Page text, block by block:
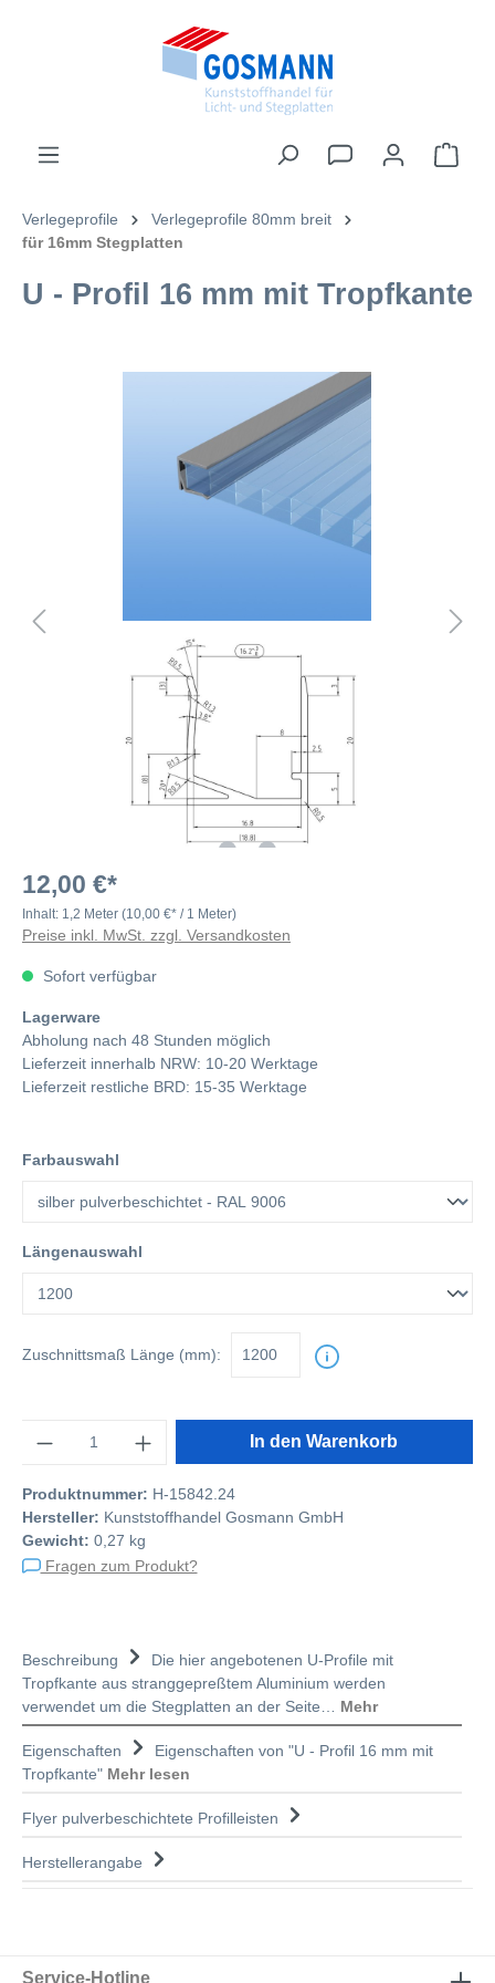
Verlegeprofile
Verlegeprofile 80mm breit
für 16mm Stegplatten
U - Profil 16 mm mit Tropfkante
12,00 €*
Inhalt: 1,2 Meter (10,00 €* / 1 Meter)
Preise inkl. MwSt. zzgl. Versandkosten
Sofort verfügbar
Lagerware
Abholung nach 48 Stunden möglich
Lieferzeit innerhalb NRW: 10-20 Werktage
Lieferzeit restliche BRD: 15-35 Werktage
Farbauswahl
Längenauswahl
Zuschnittsmaß Länge (mm):
In den Warenkorb
Produktnummer: H-15842.24
Hersteller: Kunststoffhandel Gosmann GmbH
Gewicht: 0,27 kg
Fragen zum Produkt?
Beschreibung
Die hier angebotenen U-Profile mit
Tropfkante aus stranggepreßtem Aluminium werden
verwendet um die Stegplatten an der Seite… Mehr
Eigenschaften
Eigenschaften von "U - Profil 16 mm mit
Tropfkante" Mehr lesen
Flyer pulverbeschichtete Profilleisten
Herstellerangabe
Service-Hotline